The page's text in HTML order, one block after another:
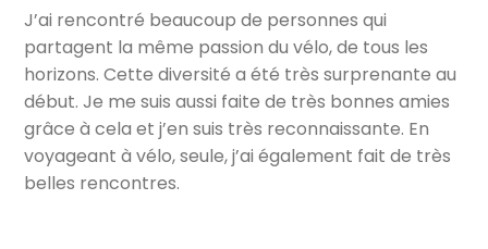
J’ai rencontré beaucoup de personnes qui
partagent la même passion du vélo, de tous les
horizons. Cette diversité a été très surprenante au
début. Je me suis aussi faite de très bonnes amies
grâce à cela et j’en suis très reconnaissante. En
voyageant à vélo, seule, j’ai également fait de très
belles rencontres.